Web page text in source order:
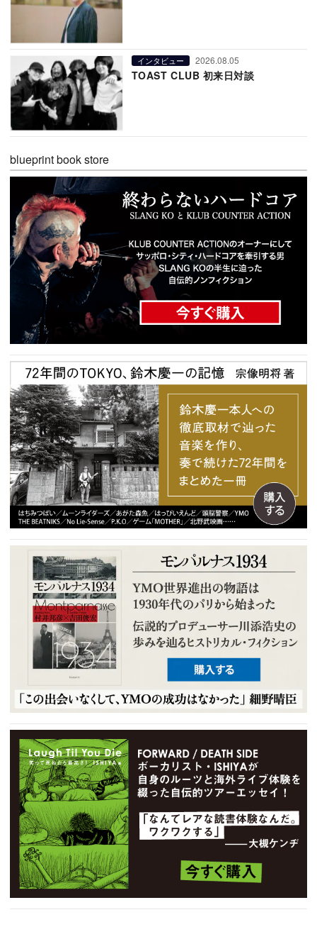
インタビュー 2026.08.05
TOAST CLUB 初来日対談
blueprint book store